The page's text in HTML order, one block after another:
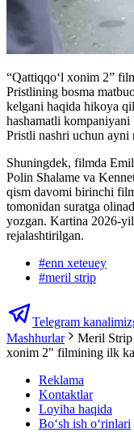
“Qattiqqoʻl xonim 2”
Pristlining bosma
kelgani haqida hikoya
hashamatli
Pristli nashri uchun ayni
Shuningdek, filmda
Polin Shalame va
qism davomi birinchi
tomonidan suratga
yozgan. Kartina 2026-
rejalashtirilgan.
#enn xeteuey
#meril strip
Telegram
Mashhurlar
Meril Strip
xonim 2" filmining ilk
Reklama
Kontaktlar
Loyiha haqida
Bo‘sh ish o‘rinlari